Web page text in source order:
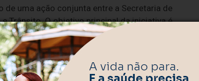
uma ação conjunta entre a Secretaria de
Trânsito. O objetivo principal da iniciativa é
de recepção mais moderna, segura e
rodovia quanto para os turistas.